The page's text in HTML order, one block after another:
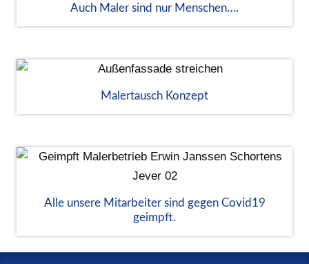
Auch Maler sind nur Menschen….
Malertausch Konzept
Alle unsere Mitarbeiter sind gegen Covid19
geimpft.